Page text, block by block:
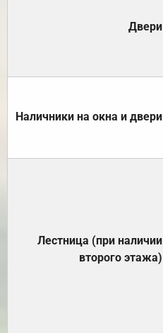
Двери
Наличники на окна и двери
Лестница (при наличии
второго этажа)